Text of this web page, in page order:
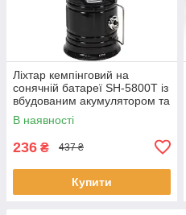
Ліхтар кемпінговий на
сонячній батареї SH-5800T із
вбудованим акумулятором та
функцією PowerBank
В наявності
236 ₴ 437 ₴
Купити